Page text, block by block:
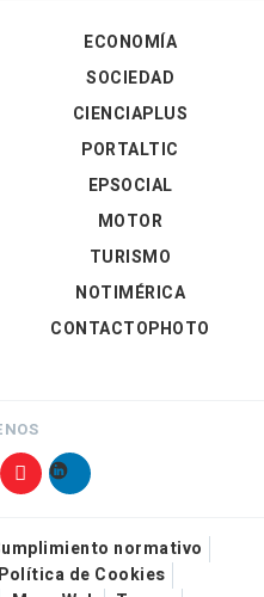
ECONOMÍA
SOCIEDAD
CIENCIAPLUS
PORTALTIC
EPSOCIAL
MOTOR
TURISMO
NOTIMÉRICA
CONTACTOPHOTO
normativo
Política de Cookies